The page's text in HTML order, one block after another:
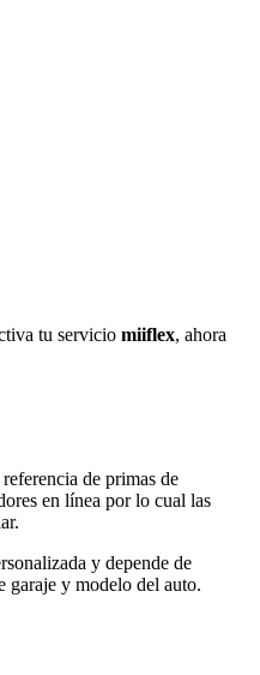
tu servicio miiflex, ahora
de primas de
en línea por lo cual las
y depende de
garaje y modelo del auto.